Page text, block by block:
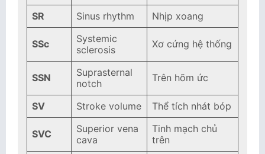
SR Sinus rhythm Nhịp xoang
SSc
Systemic
sclerosis
Xơ cứng hệ thống
SSN
Suprasternal
notch
Trên hõm ức
SV Stroke volume Thể tích nhát bóp
SVC
Superior vena
cava
Tinh mạch chủ
trên